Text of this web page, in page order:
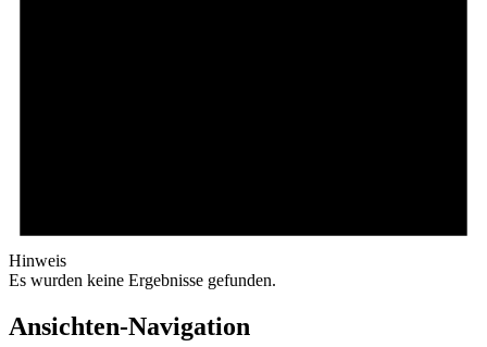
Hinweis
Es wurden keine Ergebnisse gefunden.
Ansichten-Navigation